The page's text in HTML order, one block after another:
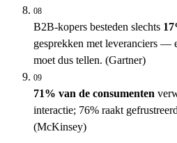
08
B2B-kopers besteden slechts
gesprekken met leveranciers —
moet dus tellen. (Gartner)
09
71% van de consumenten
interactie; 76% raakt
(McKinsey)